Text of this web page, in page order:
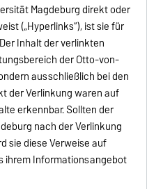
Magdeburg direkt oder
(„Hyperlinks“), ist sie für
Inhalt der verlinkten
der Otto-von-
ausschließlich bei den
der Verlinkung waren auf
erkennbar. Sollten der
nach der Verlinkung
sie diese Verweise auf
ihrem Informationsangebot